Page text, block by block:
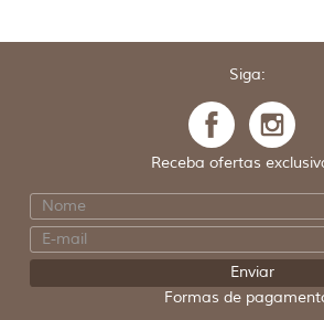
Siga:
Receba ofertas
Formas de